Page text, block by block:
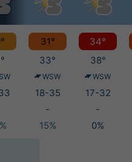
31° 34°
33° 38°
WSW WSW
18-35 17-32
- -
15% 0%